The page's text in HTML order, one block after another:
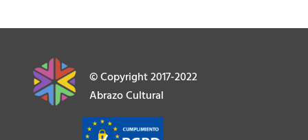
© Copyright 2017-2022
Abrazo Cultural